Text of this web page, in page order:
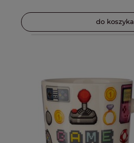
do koszyka